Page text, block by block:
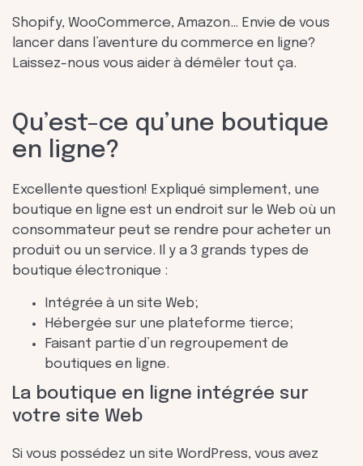
Shopify, WooCommerce, Amazon… Envie de vous
lancer dans l’aventure du commerce en ligne?
Laissez-nous vous aider à démêler tout ça.
Qu’est-ce qu’une boutique
en ligne?
Excellente question! Expliqué simplement, une
boutique en ligne est un endroit sur le Web où un
consommateur peut se rendre pour acheter un
produit ou un service. Il y a 3 grands types de
boutique électronique :
Intégrée à un site Web;
Hébergée sur une plateforme tierce;
Faisant partie d’un regroupement de
boutiques en ligne.
La boutique en ligne intégrée sur
votre site Web
Si vous possédez un site WordPress, vous avez